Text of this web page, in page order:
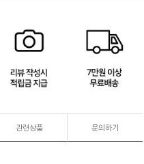
관련상품 문의하기